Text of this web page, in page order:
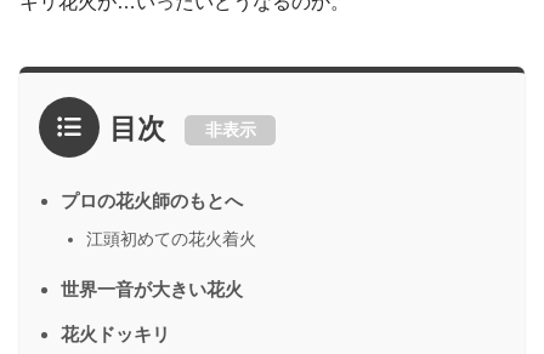
目次 非表示
プロの花火師のもとへ
江頭初めての花火着火
世界一音が大きい花火
花火ドッキリ